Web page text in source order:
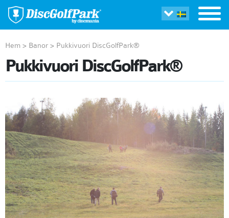
Hem > Banor > Pukkivuori DiscGolfPark®
Pukkivuori DiscGolfPark®